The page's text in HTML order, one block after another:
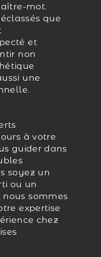
mot.
que
et
non
une
à votre
guider dans
soyez un
ou un
sommes
expertise
chez